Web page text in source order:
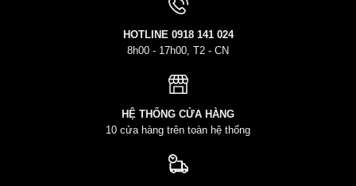
HOTLINE 0918 141 024
8h00 - 17h00, T2 - CN
HỆ THỐNG CỬA HÀNG
10 cửa hàng trên toàn hệ thống